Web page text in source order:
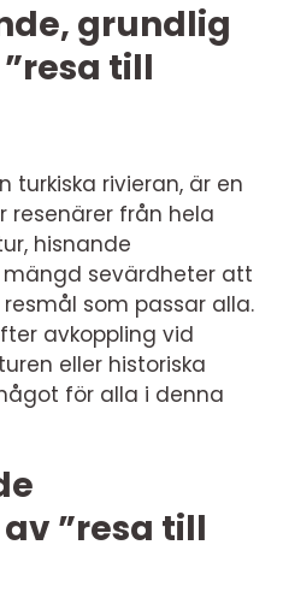
grundlig
till
turkiska rivieran, är en
resenärer från hela
hisnande
sevärdheter att
som passar alla.
avkoppling vid
eller historiska
för alla i denna
”resa till